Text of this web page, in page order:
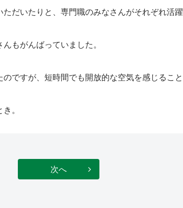
だいたりと、専門職のみなさんがそれぞれ活躍
もがんばっていました。
ですが、短時間でも開放的な空気を感じること
。
次へ